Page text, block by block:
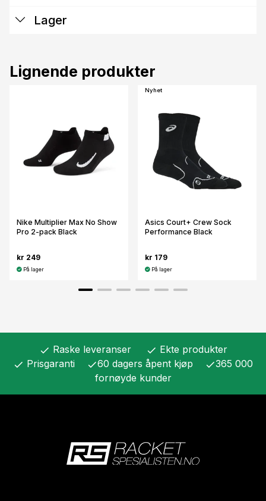
Lager
Lignende produkter
Nike Multiplier Max No Show
Pro 2-pack Black
kr 249
På lager
Nyhet
Asics Court+ Crew Sock
Performance Black
kr 179
På lager
check Raske leveranser check Ekte produkter
check Prisgaranti check60 dagers åpent kjøp check365 000
fornøyde kunder